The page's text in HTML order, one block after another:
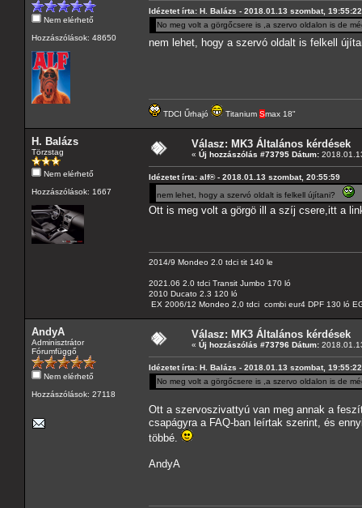
Nem elérhető
Hozzászólások: 48650
Idézetet írta: H. Balázs - 2018.01.13 szombat, 19:55:22
No meg volt a görgőcsere is ,a szervo oldalon is de
nem lehet, hogy a szervó oldalt is felkell
TDCI Űrhajó Titanium Smax 18"
H. Balázs
Törzstag
Nem elérhető
Hozzászólások: 1667
Válasz: MK3 Általános kérdések
« Új hozzászólás #73795 Dátum:
Idézetet írta: alf® - 2018.01.13 szombat, 20:55:59
nem lehet, hogy a szervó oldalt is felkell újítani?
Ott is meg volt a görgö ill a szíj csere,itt a
2014/9 Mondeo 2.0 tdci tit 140 le
2021.06 2.0 tdci Transit Jumbo 170 ló
2010 Ducato 2.3 120 ló
EX 2006/12 Mondeo 2,0 tdci combi eur4 DPF 130 ló
AndyA
Adminisztrátor
Fórumfüggő
Nem elérhető
Hozzászólások: 27118
Válasz: MK3 Általános kérdések
« Új hozzászólás #73796 Dátum:
Idézetet írta: H. Balázs - 2018.01.13 szombat, 19:55:22
No meg volt a görgőcsere is ,a szervo oldalon is de
Ott a szervoszivattyú van meg annak a
csapágyra a FAQ-ban leírtak szerint, és
többé.
AndyA